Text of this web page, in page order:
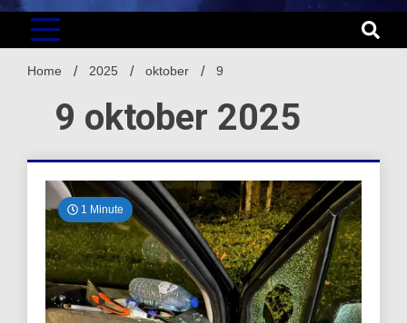
Home 2025 oktober 9
9 oktober 2025
1 Minute